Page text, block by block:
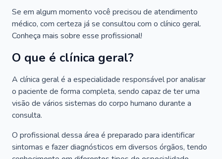
Se em algum momento você precisou de atendimento
médico, com certeza já se consultou com o clínico geral.
Conheça mais sobre esse profissional!
O que é clínica geral?
A clínica geral é a especialidade responsável por analisar
o paciente de forma completa, sendo capaz de ter uma
visão de vários sistemas do corpo humano durante a
consulta.
O profissional dessa área é preparado para identificar
sintomas e fazer diagnósticos em diversos órgãos, tendo